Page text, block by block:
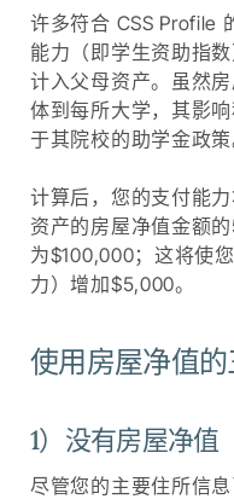
许多符合 CSS Profile
能力（即学生资助指
计入父母资产。虽然
体到每所大学，其影
于其院校的助学金政策
计算后，您的支付能
资产的房屋净值金额
为$100,000；这将使
力）增加$5,000。
使用房屋净值
1）没有房屋净值
尽管您的主要住所信